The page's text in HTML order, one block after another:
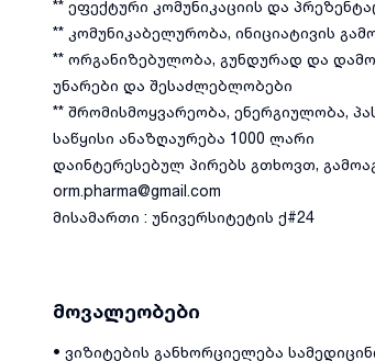
** ეფექტური კომუნიკაციის და
** კომუნიკაბელურობა, ინიციატივის
** ორგანიზებულობა, გუნდურად და
უნარები და შესაძლებლობები
** შრომისმოყვარეობა, ენერგიულობა,
საწყისი ანაზღაურება 1000 ლარი
დაინტერესებულ პირებს გთხოვთ,
orm.pharma@gmail.com
მისამართი : უნივერსიტეტის ქ#24
მოვალეობები
• ვიზიტების განხორციელება